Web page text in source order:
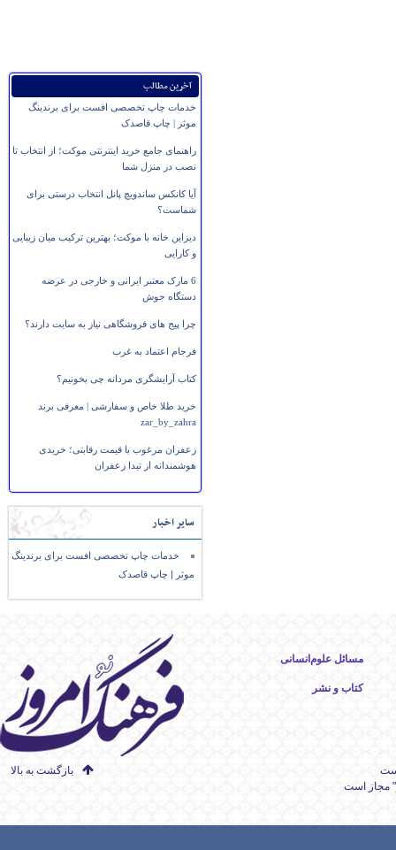
آخرین مطالب
خدمات چاپ تخصصی افست برای برندینگ
موثر | چاپ قاصدک
راهنمای جامع خرید اینترنتی موکت؛ از انتخاب تا
نصب در منزل شما
آیا کانکس ساندویچ پانل انتخاب درستی برای
شماست؟
دیزاین خانه با موکت؛ بهترین ترکیب میان زیبایی
و کارایی
6 مارک معتبر ایرانی و خارجی در عرضه
دستگاه جوش
چرا پیج های فروشگاهی نیاز به سایت دارند؟
فرجام اعتماد به غرب
کتاب آرایشگری مردانه چی بخونیم؟
خرید طلا خاص و سفارشی | معرفی برند
zar_by_zahra
زعفران مرغوب با قیمت رقابتی؛ خریدی
هوشمندانه از تیدا زعفران
سایر اخبار
خدمات چاپ تخصصی افست برای برندینگ
موثر | چاپ قاصدک
مسائل علوم‌انسانی
کتاب و نشر
بازگشت به بالا
" مجاز است